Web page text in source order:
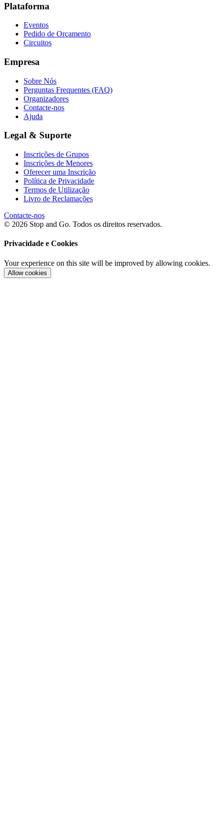
Plataforma
Eventos
Pedido de Orçamento
Circuitos
Empresa
Sobre Nós
Perguntas Frequentes (FAQ)
Organizadores
Contacte-nos
Ajuda
Legal & Suporte
Inscrições de Grupos
Inscrições de Menores
Oferecer uma Inscrição
Política de Privacidade
Termos de Utilização
Livro de Reclamações
Contacte-nos
© 2026 Stop and Go. Todos os direitos reservados.
Privacidade e Cookies
Your experience on this site will be improved by allowing cookies.
Allow cookies